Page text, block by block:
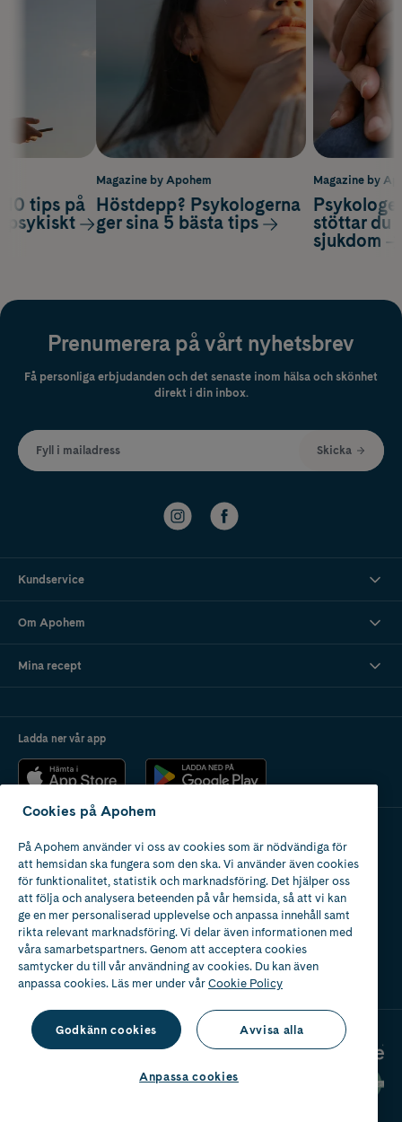
Magazine by
stöttar du
sjukdom
10 tips på
psykiskt
Magazine by Apohem
Höstdepp? Psykologerna
ger sina 5 bästa tips
Prenumerera på vårt nyhetsbrev
Få personliga erbjudanden och det senaste inom hälsa och skönhet
direkt i din inbox.
Fyll i mailadress Skicka
Kundservice
Om Apohem
Mina recept
Ladda ner vår app
Apotek med tillstånd
av Läkemedelsverket
Cookies på Apohem
På Apohem använder vi oss av cookies som är nödvändiga för
att hemsidan ska fungera som den ska. Vi använder även cookies
för funktionalitet, statistik och marknadsföring. Det hjälper oss
att följa och analysera beteenden på vår hemsida, så att vi kan
ge en mer personaliserad upplevelse och anpassa innehåll samt
rikta relevant marknadsföring. Vi delar även informationen med
våra samarbetspartners. Genom att acceptera cookies
samtycker du till vår användning av cookies. Du kan även
anpassa cookies. Läs mer under vårCookie Policy
Godkänn cookies Avvisa alla
Anpassa cookies